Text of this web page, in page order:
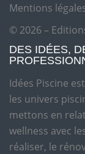
Mentions
© 2026 –
DES IDÉES,
Idées Piscine
les univers
mettons en
wellness avec
réaliser, le